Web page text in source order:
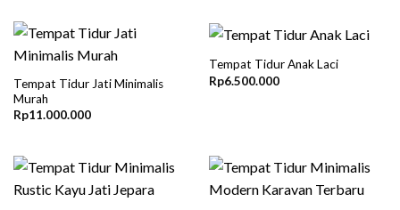
Tempat Tidur Jati Minimalis
Murah
Rp11.000.000
Tempat Tidur Anak Laci
Rp6.500.000